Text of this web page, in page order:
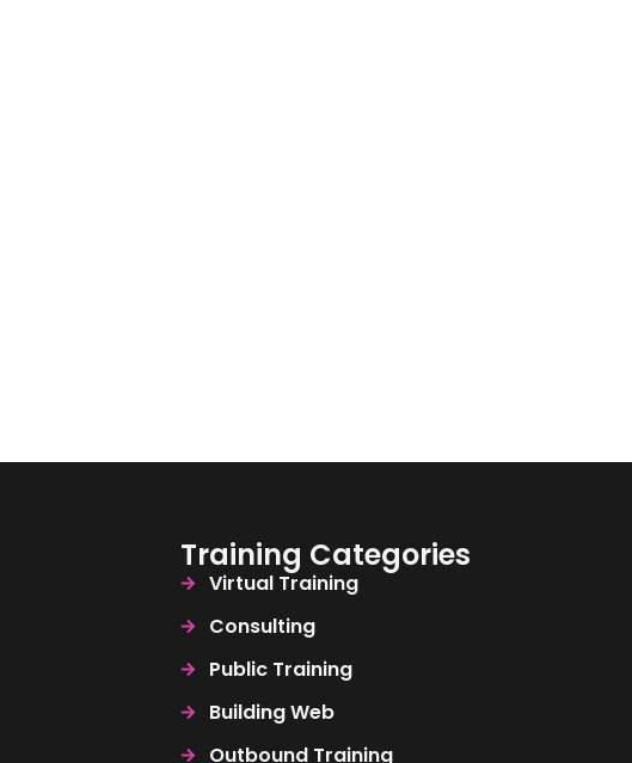
Training Categories
Virtual Training
Consulting
Public Training
Building Web
Outbound Training